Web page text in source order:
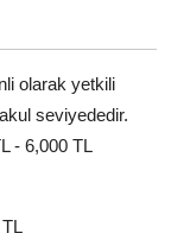
olarak yetkili
seviyededir.
- 6,000 TL